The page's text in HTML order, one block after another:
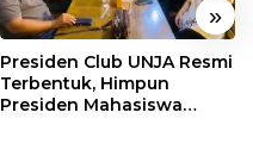
»
Presiden Club UNJA Resmi
Terbentuk, Himpun
Presiden Mahasiswa